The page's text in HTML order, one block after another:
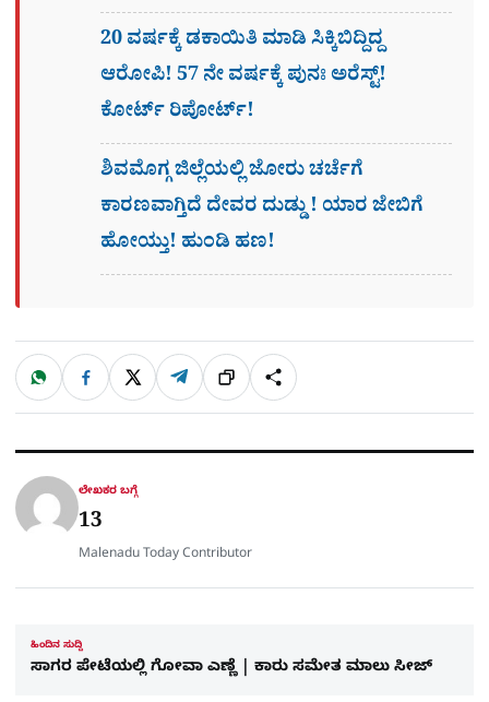
20 ವರ್ಷಕ್ಕೆ ಡಕಾಯಿತಿ ಮಾಡಿ ಸಿಕ್ಕಿಬಿದ್ದಿದ್ದ
ಆರೋಪಿ! 57 ನೇ ವರ್ಷಕ್ಕೆ ಪುನಃ ಅರೆಸ್ಟ್!
ಕೋರ್ಟ್​ ರಿಪೋರ್ಟ್!
ಶಿವಮೊಗ್ಗ ಜಿಲ್ಲೆಯಲ್ಲಿ ಜೋರು ಚರ್ಚೆಗೆ
ಕಾರಣವಾಗ್ತಿದೆ ದೇವರ ದುಡ್ಡು ! ಯಾರ ಜೇಬಿಗೆ
ಹೋಯ್ತು! ಹುಂಡಿ ಹಣ!
ಹಂಚಿಕೊಳ್ಳಿ
W
a
t
p
p
F
c
e
o
k
X T
l
e
a
m
ಲಿಂ
ಕ್
S
h
a
ಲೇಖಕರ ಬಗ್ಗೆ
13
Malenadu Today Contributor
ಹಿಂದಿನ ಸುದ್ದಿ
ಸಾಗರ ಪೇಟೆಯಲ್ಲಿ ಗೋವಾ ಎಣ್ಣೆ | ಕಾರು ಸಮೇತ ಮಾಲು ಸೀಜ್‌